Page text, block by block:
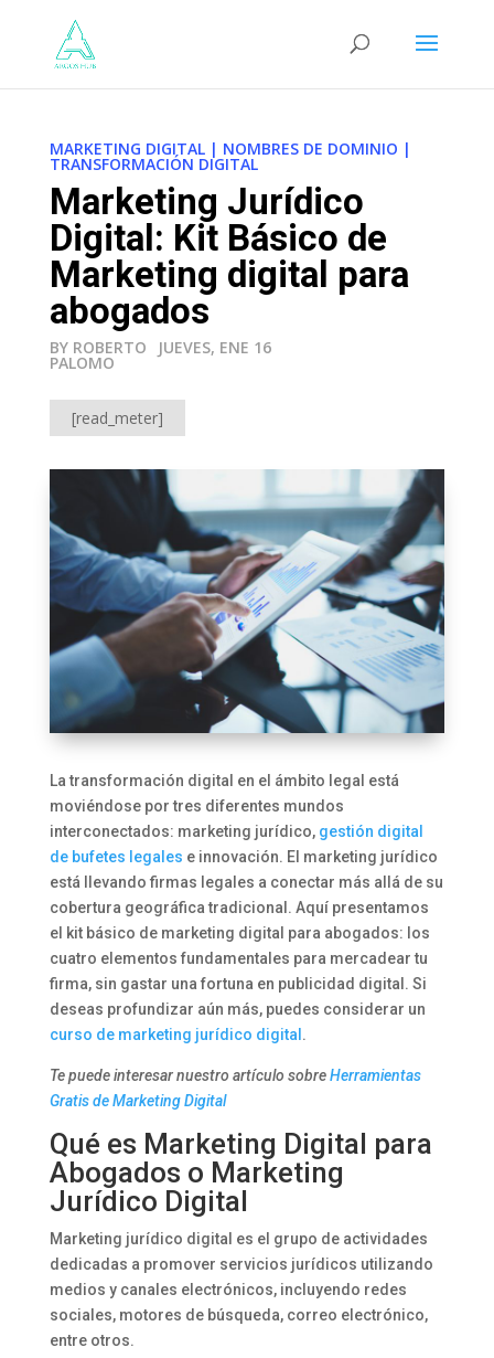
MARKETING DIGITAL| NOMBRES DE DOMINIO |
TRANSFORMACIÓN DIGITAL
Marketing Jurídico
Digital: Kit Básico de
Marketing digital para
abogados
BY ROBERTO
PALOMO
JUEVES, ENE 16
[read_meter]
La transformación digital en el ámbito legal está
moviéndose por tres diferentes mundos
interconectados: marketing jurídico, gestión digital
de bufetes legales e innovación. El marketing jurídico
está llevando firmas legales a conectar más allá de su
cobertura geográfica tradicional. Aquí presentamos
el kit básico de marketing digital para abogados: los
cuatro elementos fundamentales para mercadear tu
firma, sin gastar una fortuna en publicidad digital. Si
deseas profundizar aún más, puedes considerar un
curso de marketing jurídico digital .
Te puede interesar nuestro artículo sobreHerramientas
Gratis de Marketing Digital
Qué es Marketing Digital para
Abogados o Marketing
Jurídico Digital
Marketing jurídico digital es el grupo de actividades
dedicadas a promover servicios jurídicos utilizando
medios y canales electrónicos, incluyendo redes
sociales, motores de búsqueda, correo electrónico,
entre otros.